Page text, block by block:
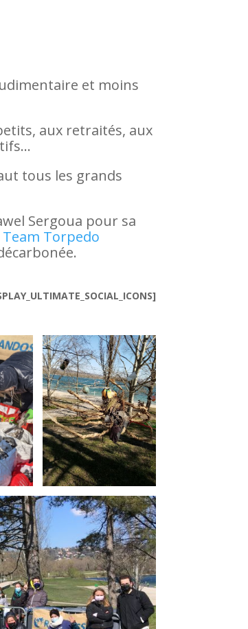
et moins
aux retraités, aux
tous les grands
Sergoua pour sa
Team Torpedo